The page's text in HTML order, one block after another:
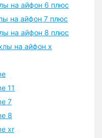
на айфон 6 плюс
на айфон 7 плюс
на айфон 8 плюс
на айфон x
11
7
8
xr